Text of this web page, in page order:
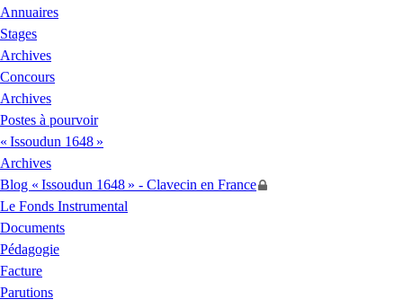
Annuaires
Stages
Archives
Concours
Archives
Postes à pourvoir
« Issoudun 1648 »
Archives
Blog « Issoudun 1648 » - Clavecin en France
Le Fonds Instrumental
Documents
Pédagogie
Facture
Parutions